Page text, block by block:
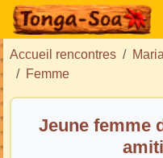
Accueil rencontres
Femme
Jeune femme